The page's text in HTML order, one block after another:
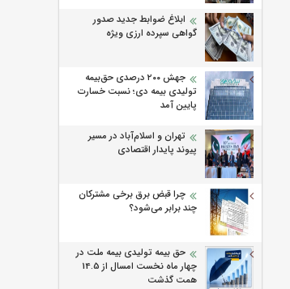
ابلاغ ضوابط جدید صدور
گواهی سپرده ارزی ویژه
جهش ۲۰۰ درصدی حق‌بیمه
تولیدی بیمه دی؛ نسبت خسارت
پایین آمد
تهران و اسلام‌آباد در مسیر
پیوند پایدار اقتصادی
چرا قبض برق برخی مشترکان
چند برابر می‌شود؟
حق بیمه تولیدی بیمه ملت در
چهار ماه نخست امسال از 14.5
همت گذشت